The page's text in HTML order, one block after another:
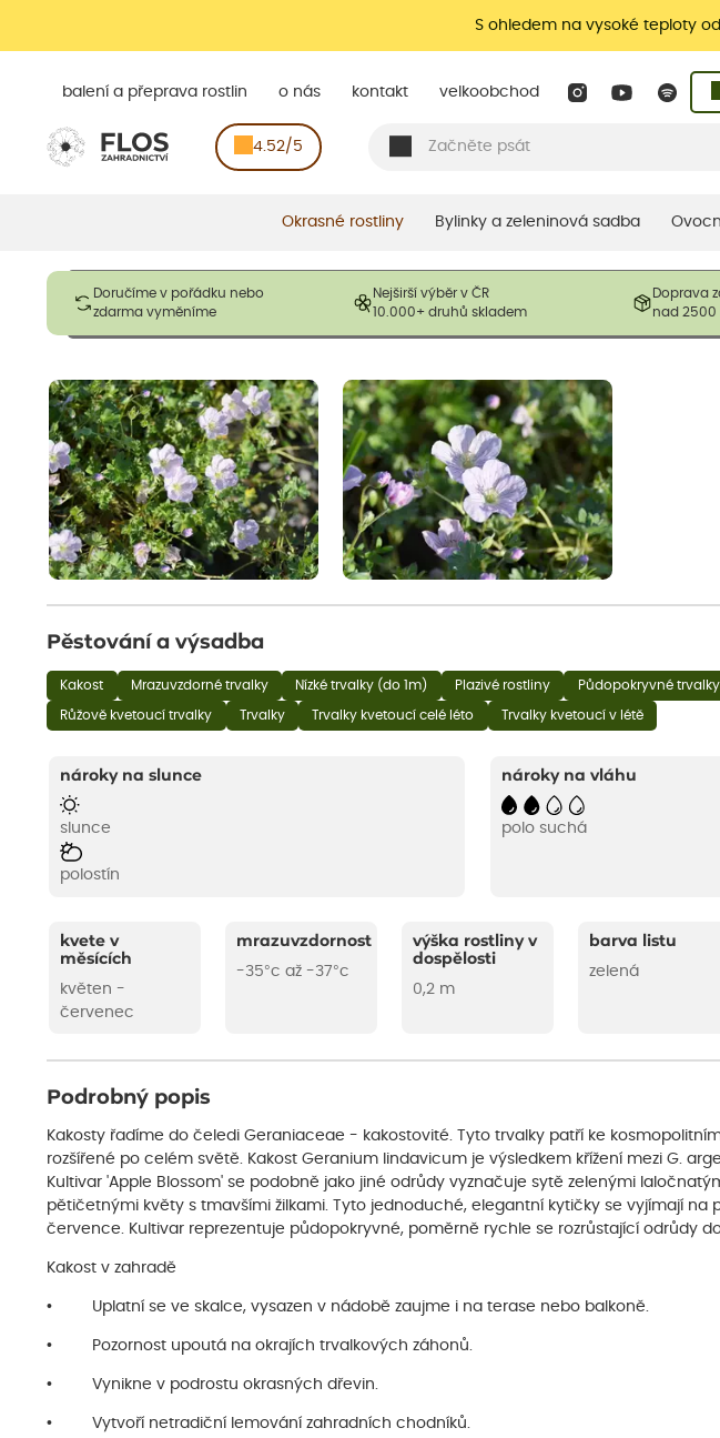
S ohledem na vysoké teploty
balení a přeprava rostlin o nás kontakt velkoobchod
4.52/5
Okrasné rostliny Bylinky a zeleninová sadba
Doručíme v pořádku nebo
zdarma vyměníme
Nejširší výběr v ČR
10.000+ druhů skladem
Doprava
nad 2500
Obrázky slouží pouze pro ilustrační účely a mají reprezentovat prodávané produkty. V závislosti
opadavé rostliny dodávány v dormantním stavu a bez listů. Rostliny mohou být také sestřiženy
Pěstování a výsadba
Kakost Mrazuvzdorné trvalky Nízké trvalky (do 1m) Plazivé rostliny Půdopokryvné trvalky
Růžově kvetoucí trvalky Trvalky Trvalky kvetoucí celé léto Trvalky kvetoucí v létě
nároky na slunce
slunce
polostín
nároky na vláhu
polo suchá
kvete v
měsících
květen -
červenec
mrazuvzdornost
-35°c až -37°c
výška rostliny v
dospělosti
0,2 m
barva listu
zelená
Podrobný popis
Kakosty řadíme do čeledi Geraniaceae - kakostovité. Tyto trvalky patří ke
rozšířené po celém světě. Kakost Geranium lindavicum je výsledkem křížení mezi G.
Kultivar 'Apple Blossom' se podobně jako jiné odrůdy vyznačuje sytě zelenými
pětičetnými květy s tmavšími žilkami. Tyto jednoduché, elegantní kytičky se vyjímají na
července. Kultivar reprezentuje půdopokryvné, poměrně rychle se rozrůstající odrůdy
Kakost v zahradě
• Uplatní se ve skalce, vysazen v nádobě zaujme i na terase nebo balkoně.
• Pozornost upoutá na okrajích trvalkových záhonů.
• Vynikne v podrostu okrasných dřevin.
• Vytvoří netradiční lemování zahradních chodníků.